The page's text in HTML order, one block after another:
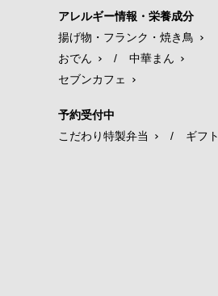
アレルギー情報・栄養成分
揚げ物・フランク・焼き鳥
おでん
/
中華まん
セブンカフェ
予約受付中
こだわり特製弁当
/ ギフト